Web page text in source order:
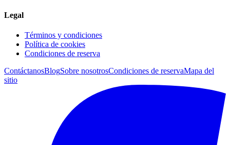
Legal
Términos y condiciones
Política de cookies
Condiciones de reserva
ContáctanosBlogSobre nosotrosCondiciones de reservaMapa del
sitio